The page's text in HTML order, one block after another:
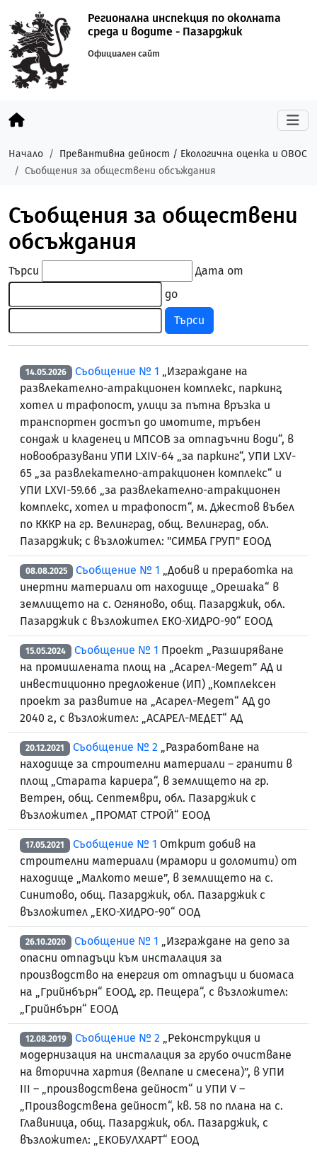
Регионална инспекция по околната
среда и водите - Пазарджик
Официален сайт
Начало
Превантивна дейност / Екологична оценка и ОВОС
Съобщения за обществени обсъждания
Съобщения за обществени
обсъждания
Търси
Дата от
до
Търси
14.05.2026 Съобщение № 1 „Изграждане на
развлекателно-атракционен комплекс, паркинг,
хотел и трафопост, улици за пътна връзка и
транспортен достъп до имотите, тръбен
сондаж и кладенец и МПСОВ за отпадъчни води“, в
новообразувани УПИ LXIV-64 „за паркинг“, УПИ LXV-
65 „за развлекателно-атракционен комплекс“ и
УПИ LXVI-59.66 „за развлекателно-атракционен
комплекс, хотел и трафопост“, м. Джестов въбел
по КККР на гр. Велинград, общ. Велинград, обл.
Пазарджик; с възложител: "СИМБА ГРУП" ЕООД
08.08.2025 Съобщение № 1 „Добив и преработка на
инертни материали от находище „Орешака“ в
землището на с. Огняново, общ. Пазарджик, обл.
Пазарджик с възложител ЕКО-ХИДРО-90“ ЕООД
15.05.2024 Съобщение № 1 Проект „Разширяване
на промишлената площ на „Асарел-Медет” АД и
инвестиционно предложение (ИП) „Комплексен
проект за развитие на „Асарел-Медет“ АД до
2040 г., с възложител: „АСАРЕЛ-МЕДЕТ“ АД
20.12.2021 Съобщение № 2 „Разработване на
находище за строителни материали – гранити в
площ „Старата кариера“, в землището на гр.
Ветрен, общ. Септември, обл. Пазарджик с
възложител „ПРОМАТ СТРОЙ“ ЕООД
17.05.2021 Съобщение № 1 Открит добив на
строителни материали (мрамори и доломити) от
находище „Малкото меше”, в землището на с.
Синитово, общ. Пазарджик, обл. Пазарджик с
възложител „ЕКО-ХИДРО-90“ ООД
26.10.2020 Съобщение № 1 „Изграждане на депо за
опасни отпадъци към инсталация за
производство на енергия от отпадъци и биомаса
на „Грийнбърн“ ЕООД, гр. Пещера“, с възложител:
„Грийнбърн“ ЕООД
12.08.2019 Съобщение № 2 „Реконструкция и
модернизация на инсталация за грубо очистване
на вторична хартия (велпапе и смесена)”, в УПИ
III – „производствена дейност“ и УПИ V –
„Производствена дейност“, кв. 58 по плана на с.
Главиница, общ. Пазарджик, обл. Пазарджик, с
възложител: „ЕКОБУЛХАРТ“ ЕООД